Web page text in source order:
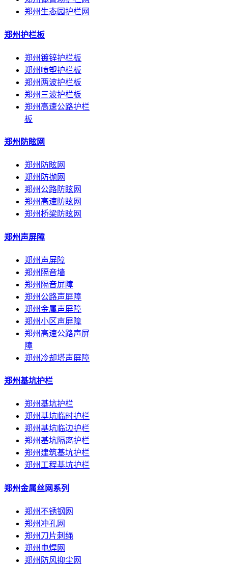
郑州生态园护栏网
郑州护栏板
郑州镀锌护栏板
郑州喷塑护栏板
郑州两波护栏板
郑州三波护栏板
郑州高速公路护栏
板
郑州防眩网
郑州防眩网
郑州防抛网
郑州公路防眩网
郑州高速防眩网
郑州桥梁防眩网
郑州声屏障
郑州声屏障
郑州隔音墙
郑州隔音屏障
郑州公路声屏障
郑州金属声屏障
郑州小区声屏障
郑州高速公路声屏
障
郑州冷却塔声屏障
郑州基坑护栏
郑州基坑护栏
郑州基坑临时护栏
郑州基坑临边护栏
郑州基坑隔离护栏
郑州建筑基坑护栏
郑州工程基坑护栏
郑州金属丝网系列
郑州不锈钢网
郑州冲孔网
郑州刀片刺绳
郑州电焊网
郑州防风抑尘网